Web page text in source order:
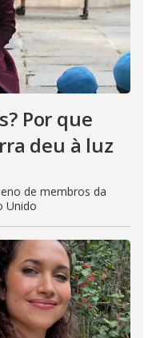
Por que
deu à luz
de membros da
Unido